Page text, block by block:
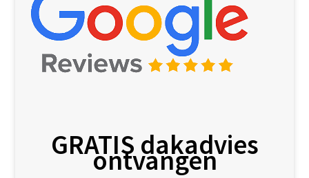
GRATIS dakadvies
ontvangen